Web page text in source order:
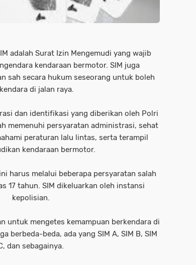
adalah Surat Izin Mengemudi yang wajib
kendaraan bermotor. SIM juga
sah secara hukum seseorang untuk boleh
di jalan raya.
dan identifikasi yang diberikan oleh Polri
memenuhi persyaratan administrasi, sehat
peraturan lalu lintas, serta terampil
kendaraan bermotor.
harus melalui beberapa persyaratan salah
17 tahun. SIM dikeluarkan oleh instansi
kepolisian.
untuk mengetes kemampuan berkendara di
berbeda-beda, ada yang SIM A, SIM B, SIM
dan sebagainya.